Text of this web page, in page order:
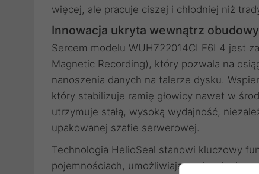
więcej, ale pracuje ciszej i chłodniej niż
Innowacja ukryta wewnątrz obudowy
Sercem modelu WUH722014CLE6L4 jest
Magnetic Recording), który pozwala na
nanoszenia danych na talerze dysku.
który stabilizuje ramię głowicy nawet w
utrzymuje stałą, wysoką wydajność,
upakowanej szafie serwerowej.
Technologia HelioSeal stanowi kluczowy
pojemnościach, umożliwiając osiągnięcie